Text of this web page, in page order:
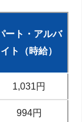
ート・アルバ
イト（時給）
1,031円
994円